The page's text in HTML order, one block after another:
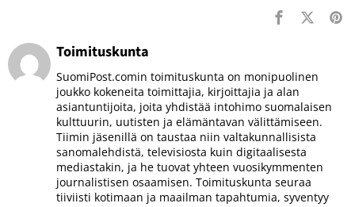
Toimituskunta
SuomiPost.comin toimituskunta on monipuolinen
joukko kokeneita toimittajia, kirjoittajia ja alan
asiantuntijoita, joita yhdistää intohimo suomalaisen
kulttuurin, uutisten ja elämäntavan välittämiseen.
Tiimin jäsenillä on taustaa niin valtakunnallisista
sanomalehdistä, televisiosta kuin digitaalisesta
mediastakin, ja he tuovat yhteen vuosikymmenten
journalistisen osaamisen. Toimituskunta seuraa
tiiviisti kotimaan ja maailman tapahtumia, syventyy